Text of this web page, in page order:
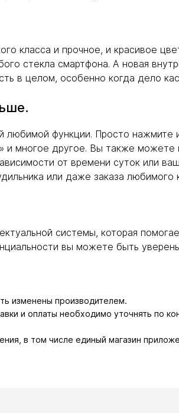
класса и прочное, и красивое
стекла смартфона. А новая
в целом, особенно когда дело
функции. Просто нажмите
многое другое. Вы также можете
от времени суток или
или даже заказа любимого
системы, которая
вы можете быть
изменены производителем.
и оплаты необходимо уточнять по
в том числе единый магазин